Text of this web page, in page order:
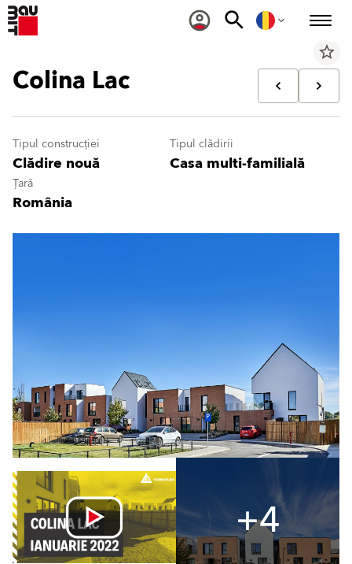
star_border
Colina Lac
Tipul construcției
Clădire nouă
Tipul clădirii
Casa multi-familială
Țară
România
+4